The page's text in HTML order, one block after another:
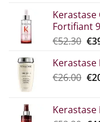
Kerastase
Fortifiant
€52.30 €
€26.00 €